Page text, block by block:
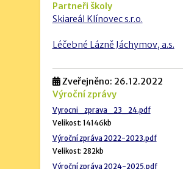
Partneři školy
Skiareál Klínovec s.r.o.
Léčebné Lázně Jáchymov, a.s.
Zveřejněno: 26.12.2022
Výroční zprávy
Vyrocni_zprava_23_24.pdf
Velikost: 14146kb
Výroční zpráva 2022-2023.pdf
Velikost: 282kb
Výroční zpráva 2024-2025.pdf